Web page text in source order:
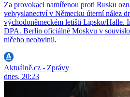
Za provokaci namířenou proti Rusku
velvyslanectví v Německu úterní nález
východoněmeckém letišti Lipsko/Halle.
DPA. Berlín oficiálně Moskvu v
ničeho neobvinil.
Aktuálně.cz - Zprávy
dnes, 20:23